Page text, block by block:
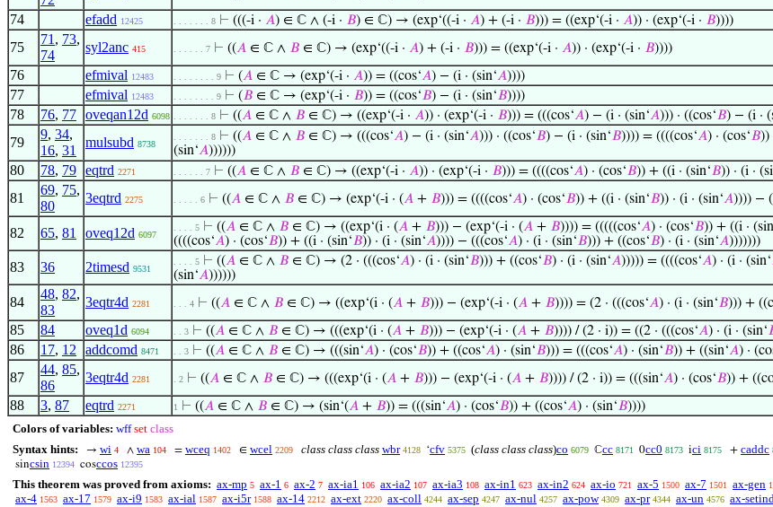
74 efadd 12425 . . . . . . . 8 ⊢ (((-i · 𝐴) ∈ ℂ ∧ (-i · 𝐵) ∈ ℂ) → (exp‘((-i · 𝐴) + (-i · 𝐵))) = ((exp‘(-i · 𝐴)) · (exp‘(-i · 𝐵))))
75
71 , 73,
74
syl2anc 415 . . . . . . 7 ⊢ ((𝐴 ∈ ℂ ∧ 𝐵 ∈ ℂ) → (exp‘((-i · 𝐴) + (-i · 𝐵))) = ((exp‘(-i · 𝐴)) · (exp‘(-i · 𝐵))))
76 efmival 12483 . . . . . . . . 9 ⊢ (𝐴 ∈ ℂ → (exp‘(-i · 𝐴)) = ((cos‘𝐴) − (i · (sin‘𝐴))))
77 efmival 12483 . . . . . . . . 9 ⊢ (𝐵 ∈ ℂ → (exp‘(-i · 𝐵)) = ((cos‘𝐵) − (i · (sin‘𝐵))))
78 76, 77 oveqan12d 6098 . . . . . . . 8 ⊢ ((𝐴 ∈ ℂ ∧ 𝐵 ∈ ℂ) → ((exp‘(-i · 𝐴)) · (exp‘(-i · 𝐵))) = (((cos‘𝐴) − (i · (sin‘𝐴))) · ((cos‘𝐵) − (i ·
79
9, 34,
16, 31
mulsubd 8738
. . . . . . . 8 ⊢ ((𝐴 ∈ ℂ ∧ 𝐵 ∈ ℂ) → (((cos‘𝐴) − (i · (sin‘𝐴))) · ((cos‘𝐵) − (i · (sin‘𝐵)))) = ((((cos‘𝐴) · (cos‘𝐵))
(sin‘𝐴))))))
80 78, 79 eqtrd 2271 . . . . . . 7 ⊢ ((𝐴 ∈ ℂ ∧ 𝐵 ∈ ℂ) → ((exp‘(-i · 𝐴)) · (exp‘(-i · 𝐵))) = ((((cos‘𝐴) · (cos‘𝐵)) + ((i · (sin‘𝐵)) · (i ·
81
69, 75,
80
3eqtrd 2275 . . . . . 6 ⊢ ((𝐴 ∈ ℂ ∧ 𝐵 ∈ ℂ) → (exp‘(-i · (𝐴 + 𝐵))) = ((((cos‘𝐴) · (cos‘𝐵)) + ((i · (sin‘𝐵)) · (i · (sin‘𝐴)))) −
82 65, 81 oveq12d 6097
. . . . 5 ⊢ ((𝐴 ∈ ℂ ∧ 𝐵 ∈ ℂ) → ((exp‘(i · (𝐴 + 𝐵))) − (exp‘(-i · (𝐴 + 𝐵)))) = (((((cos‘𝐴) · (cos‘𝐵)) + ((i ·
((((cos‘𝐴) · (cos‘𝐵)) + ((i · (sin‘𝐵)) · (i · (sin‘𝐴)))) − (((cos‘𝐴) · (i · (sin‘𝐵))) + ((cos‘𝐵) · (i · (sin‘𝐴)))))))
83 36 2timesd 9531
. . . . 5 ⊢ ((𝐴 ∈ ℂ ∧ 𝐵 ∈ ℂ) → (2 · (((cos‘𝐴) · (i · (sin‘𝐵))) + ((cos‘𝐵) · (i · (sin‘𝐴))))) = ((((cos‘𝐴) · (i · (sin‘
(sin‘𝐴))))))
84
48, 82,
83
3eqtr4d 2281 . . . 4 ⊢ ((𝐴 ∈ ℂ ∧ 𝐵 ∈ ℂ) → ((exp‘(i · (𝐴 + 𝐵))) − (exp‘(-i · (𝐴 + 𝐵)))) = (2 · (((cos‘𝐴) · (i · (sin‘𝐵))) +
85 84 oveq1d 6094 . . 3 ⊢ ((𝐴 ∈ ℂ ∧ 𝐵 ∈ ℂ) → (((exp‘(i · (𝐴 + 𝐵))) − (exp‘(-i · (𝐴 + 𝐵)))) / (2 · i)) = ((2 · (((cos‘𝐴) · (i · (sin‘
86 17, 12 addcomd 8471 . . 3 ⊢ ((𝐴 ∈ ℂ ∧ 𝐵 ∈ ℂ) → (((sin‘𝐴) · (cos‘𝐵)) + ((cos‘𝐴) · (sin‘𝐵))) = (((cos‘𝐴) · (sin‘𝐵)) + ((sin‘𝐴) ·
87
44, 85,
86
3eqtr4d 2281 . 2 ⊢ ((𝐴 ∈ ℂ ∧ 𝐵 ∈ ℂ) → (((exp‘(i · (𝐴 + 𝐵))) − (exp‘(-i · (𝐴 + 𝐵)))) / (2 · i)) = (((sin‘𝐴) · (cos‘𝐵)) +
88 3, 87 eqtrd 2271 1 ⊢ ((𝐴 ∈ ℂ ∧ 𝐵 ∈ ℂ) → (sin‘(𝐴 + 𝐵)) = (((sin‘𝐴) · (cos‘𝐵)) + ((cos‘𝐴) · (sin‘𝐵))))
Colors of variables: wff set class
Syntax hints:
→ wi 4 ∧ wa 104 = wceq 1402 ∈ wcel 2209 class class class wbr 4128 ‘cfv 5375 (class class class)co 6079 ℂcc 8171 0cc0 8173 ici 8175 + caddc
sincsin 12394 cosccos 12395
This theorem was proved from axioms: ax-mp 5 ax-1 6 ax-2 7 ax-ia1 106 ax-ia2 107 ax-ia3 108 ax-in1 623 ax-in2 624 ax-io 721 ax-5 1500 ax-7 1501 ax-gen
ax-4 1563 ax-17 1579 ax-i9 1583 ax-ial 1587 ax-i5r 1588 ax-14 2212 ax-ext 2220 ax-coll 4244 ax-sep 4247 ax-nul 4257 ax-pow 4309 ax-pr 4344 ax-un 4576 ax-